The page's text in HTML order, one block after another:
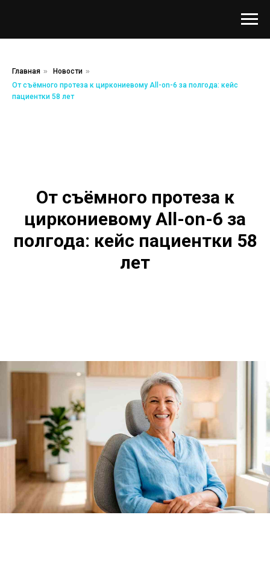
Главная » Новости »
От съёмного протеза к циркониевому All-on-6 за полгода: кейс
пациентки 58 лет
От съёмного протеза к
циркониевому All-on-6 за
полгода: кейс пациентки 58
лет